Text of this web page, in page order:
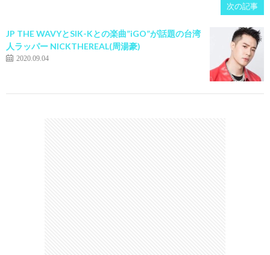
次の記事
JP THE WAVYとSIK-Kとの楽曲”iGO”が話題の台湾
人ラッパー NICKTHEREAL(周湯豪)
2020.09.04